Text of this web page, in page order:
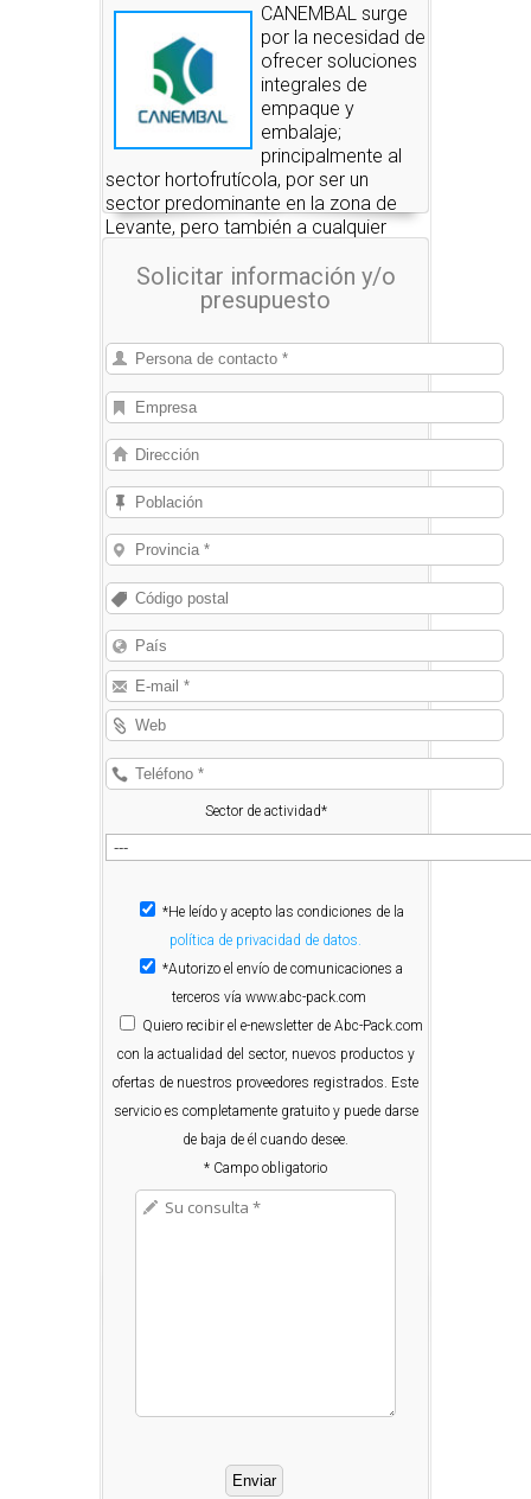
CANEMBAL surge
por la necesidad de
ofrecer soluciones
integrales de
empaque y
embalaje;
principalmente al
sector hortofrutícola, por ser un
sector predominante en la zona de
Levante, pero también a cualquier
proceso productivo.
Solicitar información y/o
presupuesto
Sector de actividad*
*He leído y acepto las condiciones de la
política de privacidad de datos.
*Autorizo el envío de comunicaciones a
terceros vía www.abc-pack.com
Quiero recibir el e-newsletter de Abc-Pack.com
con la actualidad del sector, nuevos productos y
ofertas de nuestros proveedores registrados. Este
servicio es completamente gratuito y puede darse
de baja de él cuando desee.
* Campo obligatorio